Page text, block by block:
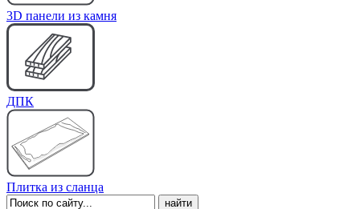
3D панели из камня
ДПК
Плитка из сланца